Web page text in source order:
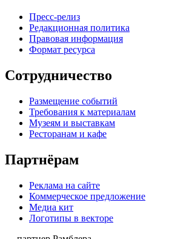
Пресс-релиз
Редакционная политика
Правовая информация
Формат ресурса
Сотрудничество
Размещение событий
Требования к материалам
Музеям и выставкам
Ресторанам и кафе
Партнёрам
Реклама на сайте
Коммерческое предложение
Медиа кит
Логотипы в векторе